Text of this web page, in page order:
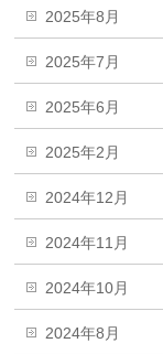
2025年8月
2025年7月
2025年6月
2025年2月
2024年12月
2024年11月
2024年10月
2024年8月